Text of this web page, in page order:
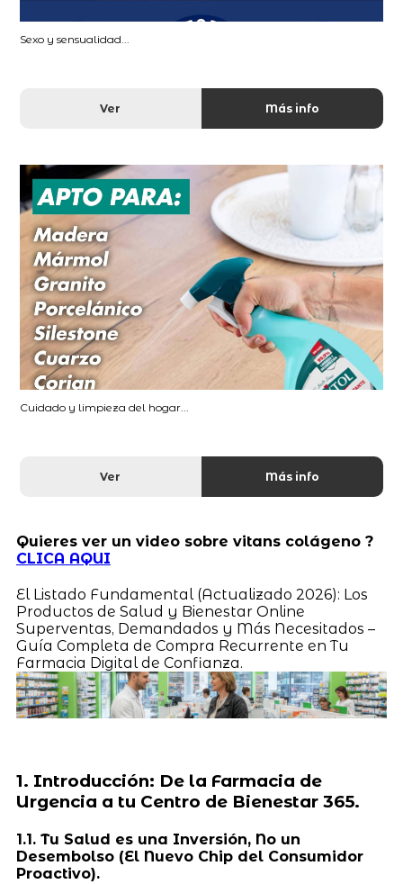
Sexo y sensualidad...
Ver Más info
Cuidado y limpieza del hogar...
Ver Más info
Quieres ver un video sobre vitans colágeno ?
CLICA AQUI
El Listado Fundamental (Actualizado 2026): Los
Productos de Salud y Bienestar Online
Superventas, Demandados y Más Necesitados –
Guía Completa de Compra Recurrente en Tu
Farmacia Digital de Confianza.
1. Introducción: De la Farmacia de
Urgencia a tu Centro de Bienestar 365.
1.1. Tu Salud es una Inversión, No un
Desembolso (El Nuevo Chip del Consumidor
Proactivo).